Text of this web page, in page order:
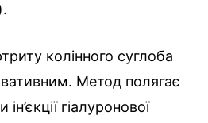
колінного суглоба
Метод полягає
гіалуронової